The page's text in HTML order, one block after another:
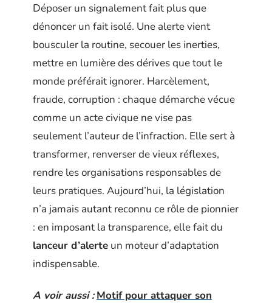
Déposer un signalement fait plus que
dénoncer un fait isolé. Une alerte vient
bousculer la routine, secouer les inerties,
mettre en lumière des dérives que tout le
monde préférait ignorer. Harcèlement,
fraude, corruption : chaque démarche vécue
comme un acte civique ne vise pas
seulement l’auteur de l’infraction. Elle sert à
transformer, renverser de vieux réflexes,
rendre les organisations responsables de
leurs pratiques. Aujourd’hui, la législation
n’a jamais autant reconnu ce rôle de pionnier
: en imposant la transparence, elle fait du
lanceur d’alerte un moteur d’adaptation
indispensable.
A voir aussi : Motif pour attaquer son